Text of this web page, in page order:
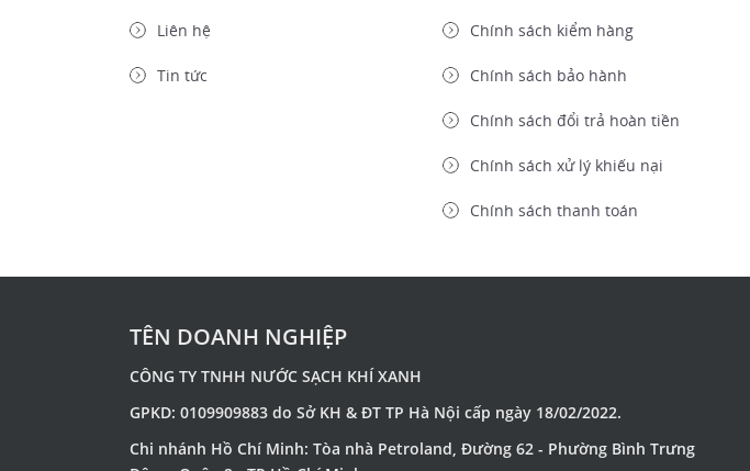
Liên hệ
Tin tức
Chính sách kiểm hàng
Chính sách bảo hành
Chính sách đổi trả hoàn tiền
Chính sách xử lý khiếu nại
Chính sách thanh toán
TÊN DOANH NGHIỆP
CÔNG TY TNHH NƯỚC SẠCH KHÍ XANH
GPKD: 0109909883 do Sở KH & ĐT TP Hà Nội cấp ngày 18/02/2022.
Chi nhánh Hồ Chí Minh: Tòa nhà Petroland, Đường 62 - Phường Bình Trưng